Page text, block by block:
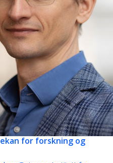
for forskning og